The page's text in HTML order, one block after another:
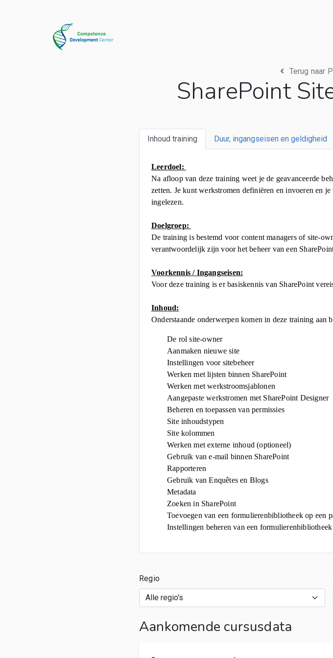
Terug naar
SharePoint
Inhoud training Duur, ingangseisen en geldigheid
Leerdoel:
Na afloop van deze training weet je de geavanceerde
zetten. Je kunt werkstromen definiëren en invoeren en
ingelezen.
Doelgroep:
De training is bestemd voor content managers of site-
verantwoordelijk zijn voor het beheer van een
Voorkennis / Ingangseisen:
Voor deze training is er basiskennis van SharePoint
Inhoud:
Onderstaande onderwerpen komen in deze training aan
De rol site-owner
Aanmaken nieuwe site
Instellingen voor sitebeheer
Werken met lijsten binnen SharePoint
Werken met werkstroomsjablonen
Aangepaste werkstromen met SharePoint Designer
Beheren en toepassen van permissies
Site inhoudstypen
Site kolommen
Werken met externe inhoud (optioneel)
Gebruik van e-mail binnen SharePoint
Rapporteren
Gebruik van Enquêtes en Blogs
Metadata
Zoeken in SharePoint
Toevoegen van een formulierenbibliotheek op een
Instellingen beheren van een formulierenbibliotheek
Regio
Aankomende cursusdata